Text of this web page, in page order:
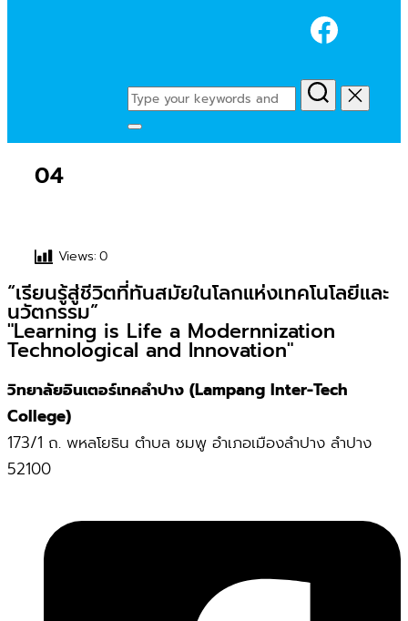
Search
for:
Toggle
04
Views:0
“เรียนรู้สู่ชีวิตที่ทันสมัยในโลกแห่งเทคโนโลยีและ
นวัตกรรม”
"Learning is Life a Modernnization
Technological and Innovation"
วิทยาลัยอินเตอร์เทคลำปาง (Lampang Inter-Tech
College)
173/1 ถ. พหลโยธิน ตำบล ชมพู อำเภอเมืองลำปาง ลำปาง
52100